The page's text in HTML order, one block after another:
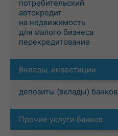
потребительский
автокредит
на недвижимость
для малого бизнеса
перекредитование
Вклады, инвестиции
депозиты (вклады) банков
Прочие услуги банков